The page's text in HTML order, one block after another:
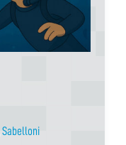
Sabelloni